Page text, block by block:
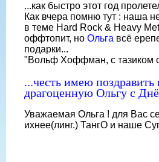
...как быстро этот год
Как вчера помню тут : наша
в теме Hard Rock & Heavy
оффтопит, но Ольга всё
подарки...
"Вольф Хоффман, с тазиком
...честь имею
драгоценную Ольгу с
Уважаемая Ольга ! для Вас
ихнее(линг.) ТангО и наше